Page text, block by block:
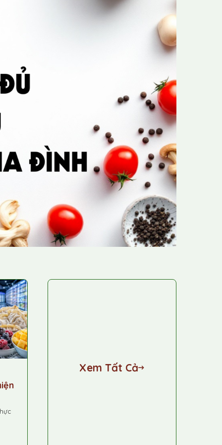
Xem Tất Cả